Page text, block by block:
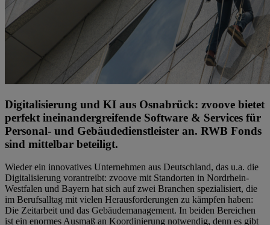
Digitalisierung und KI aus Osnabrück: zvoove bietet
perfekt ineinandergreifende Software & Services für
Personal- und Gebäudedienstleister an. RWB Fonds
sind mittelbar beteiligt.
Wieder ein innovatives Unternehmen aus Deutschland, das u.a. die
Digitalisierung vorantreibt: zvoove mit Standorten in Nordrhein-
Westfalen und Bayern hat sich auf zwei Branchen spezialisiert, die
im Berufsalltag mit vielen Herausforderungen zu kämpfen haben:
Die Zeitarbeit und das Gebäudemanagement. In beiden Bereichen
ist ein enormes Ausmaß an Koordinierung notwendig, denn es gibt